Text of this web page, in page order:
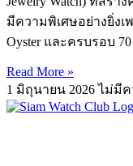
มีความพิเศษอย่างยิ่งเ
Oyster และครบรอบ
Read More »
1 มิถุนายน 2026ไม่มีค